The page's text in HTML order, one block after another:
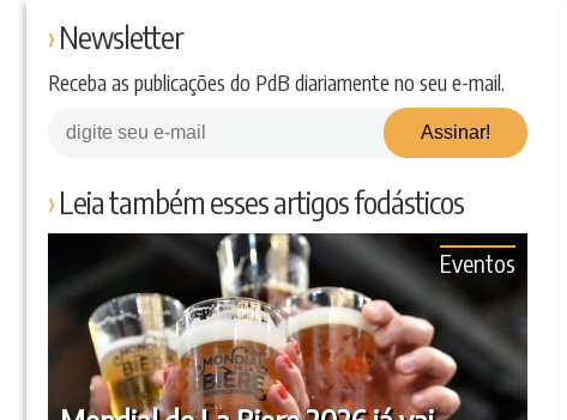
Newsletter
Receba as publicações do PdB diariamente no seu e-mail.
Leia também esses artigos fodásticos
Eventos